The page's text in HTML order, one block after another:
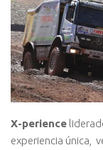
X-perience
experiencia única,